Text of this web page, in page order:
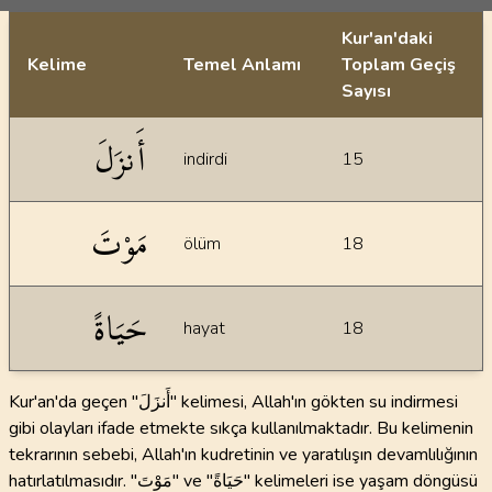
Kelime Temel Anlamı
Kur'an'daki
Toplam Geçiş
Sayısı
أَنزَلَ indirdi 15
مَوْتَ ölüm 18
حَيَاةً hayat 18
Kur'an'da geçen "أَنزَلَ" kelimesi, Allah'ın gökten su indirmesi
gibi olayları ifade etmekte sıkça kullanılmaktadır. Bu kelimenin
tekrarının sebebi, Allah'ın kudretinin ve yaratılışın devamlılığının
hatırlatılmasıdır. "مَوْتَ" ve "حَيَاةً" kelimeleri ise yaşam döngüsü